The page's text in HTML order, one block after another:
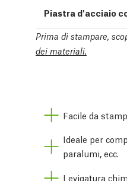
Piastra d'acciaio
Prima di stampare,
dei materiali.
Facile da
Ideale per
paralumi, ecc.
Levigatura